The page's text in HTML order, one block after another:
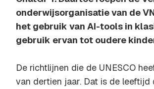
onderwijsorganisatie van de
het gebruik van AI-tools in
gebruik ervan tot oudere
De richtlijnen die de UNESCO
van dertien jaar. Dat is de